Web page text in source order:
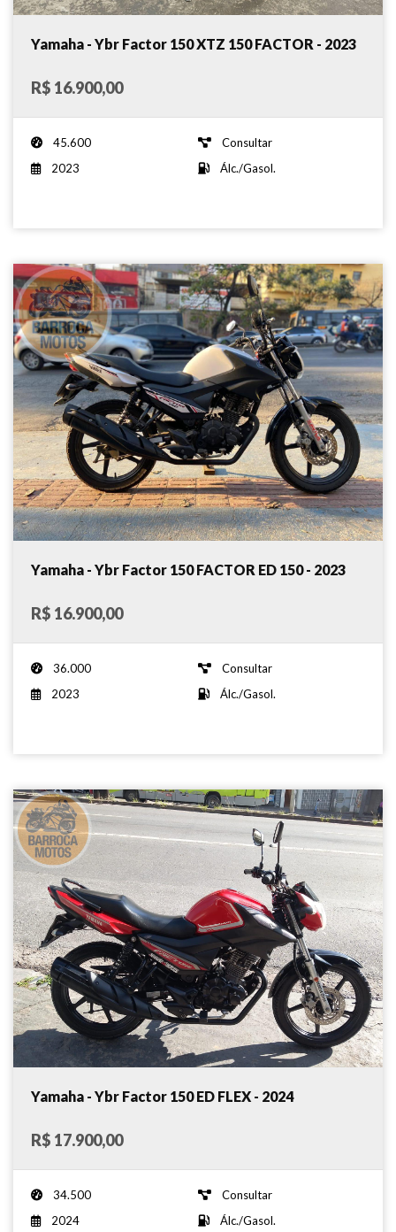
Yamaha - Ybr Factor 150 XTZ 150 FACTOR - 2023
R$ 16.900,00
45.600
Consultar
2023
Álc./Gasol.
Yamaha - Ybr Factor 150 FACTOR ED 150 - 2023
R$ 16.900,00
36.000
Consultar
2023
Álc./Gasol.
Yamaha - Ybr Factor 150 ED FLEX - 2024
R$ 17.900,00
34.500
Consultar
2024
Álc./Gasol.